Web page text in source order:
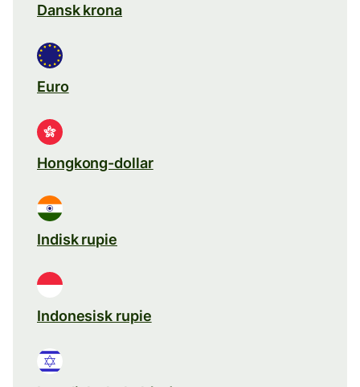
Dansk krona
Euro
Hongkong-dollar
Indisk rupie
Indonesisk rupie